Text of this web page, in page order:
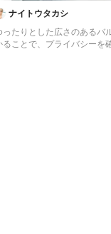
ナイトウタカシ
ったりとした広さのあるバ
ることで、プライバシーを